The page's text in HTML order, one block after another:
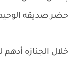
حضر صديقه
خلال الجنازه